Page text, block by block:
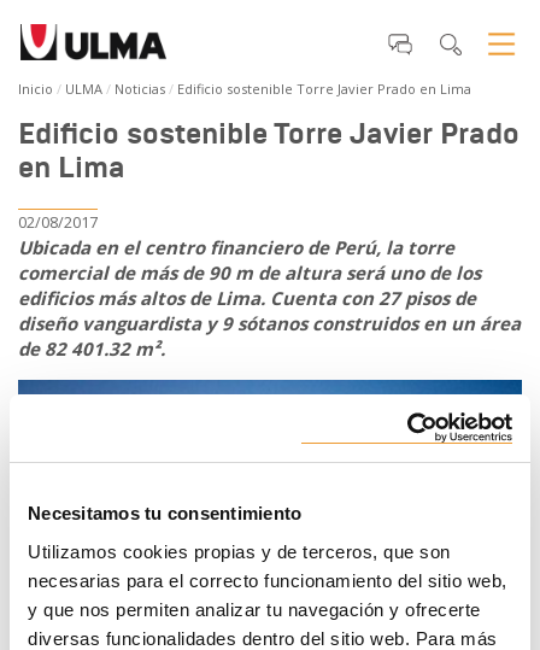
Necesitamos tu consentimiento
Utilizamos cookies propias y de terceros, que son
necesarias para el correcto funcionamiento del sitio web,
y que nos permiten analizar tu navegación y ofrecerte
diversas funcionalidades dentro del sitio web. Para más
Inicio ULMA Noticias Edificio sostenible Torre Javier Prado en Lima
Edificio sostenible Torre Javier Prado
en Lima
02/08/2017
Ubicada en el centro financiero de Perú, la torre
comercial de más de 90 m de altura será uno de los
edificios más altos de Lima. Cuenta con 27 pisos de
diseño vanguardista y 9 sótanos construidos en un área
de 82 401.32 m².